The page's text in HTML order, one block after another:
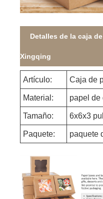
Detalles de la caja
Xingqing
Artículo: Caja de
Material: papel de
Tamaño: 6x6x3
Paquete: paquete